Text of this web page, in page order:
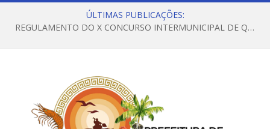
ÚLTIMAS PUBLICAÇÕES:
REGULAMENTO DO X CONCURSO INTERMUNICIPAL DE QUADRILHAS JUNINAS – 2026 – ARRAIÁ DA VENEZA